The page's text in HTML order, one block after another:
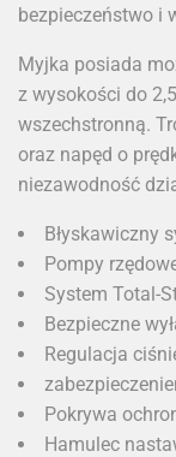
bezpieczeństwo i
Myjka posiada
z wysokości do
wszechstronną.
oraz napęd o
niezawodność
Błyskawiczny
Pompy
System Total-
Bezpieczne
Regulacja
Pokrywa
Hamulec